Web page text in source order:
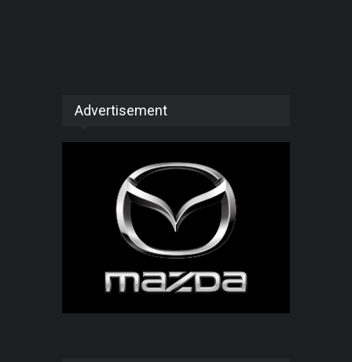
Advertisement